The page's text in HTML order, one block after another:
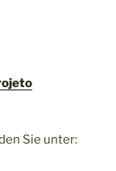
Sie unter: